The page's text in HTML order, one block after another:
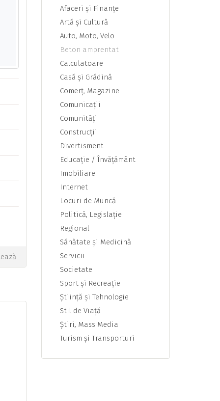
Afaceri şi Finanţe
Artă şi Cultură
Auto, Moto, Velo
Beton amprentat
Calculatoare
Casă şi Grădină
Comerţ, Magazine
Comunicaţii
Comunităţi
Construcţii
Divertisment
Educaţie / Învăţământ
Imobiliare
Internet
Locuri de Muncă
Politică, Legislaţie
Regional
Sănătate şi Medicină
Servicii
Societate
Sport şi Recreaţie
Ştiinţă şi Tehnologie
Stil de Viaţă
Ştiri, Mass Media
Turism şi Transporturi